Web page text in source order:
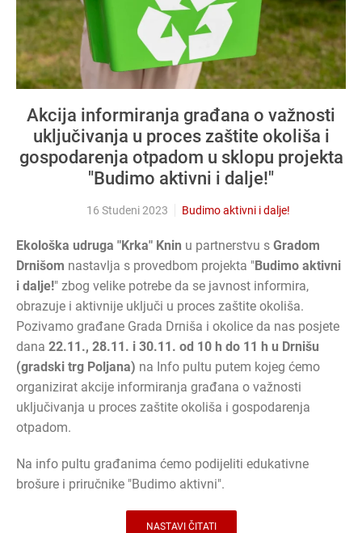
Akcija informiranja građana o važnosti
uključivanja u proces zaštite okoliša i
gospodarenja otpadom u sklopu projekta
"Budimo aktivni i dalje!"
16 Studeni 2023 Budimo aktivni i dalje!
Ekološka udruga "Krka" Knin u partnerstvu s Gradom
Drnišom nastavlja s provedbom projekta "Budimo aktivni
i dalje!" zbog velike potrebe da se javnost informira,
obrazuje i aktivnije uključi u proces zaštite okoliša.
Pozivamo građane Grada Drniša i okolice da nas posjete
dana 22.11., 28.11. i 30.11. od 10 h do 11 h u Drnišu
(gradski trg Poljana) na Info pultu putem kojeg ćemo
organizirat akcije informiranja građana o važnosti
uključivanja u proces zaštite okoliša i gospodarenja
otpadom.
Na info pultu građanima ćemo podijeliti edukativne
brošure i priručnike "Budimo aktivni".
NASTAVI ČITATI